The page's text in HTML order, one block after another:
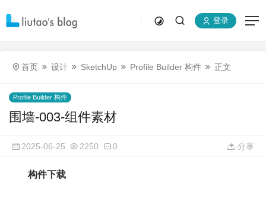
登录
首页 设计 SketchUp Profile Builder 构件 正文
Profile Builder 构件
围墙-003-组件素材
2025-06-25 2250 0 分享
构件下载